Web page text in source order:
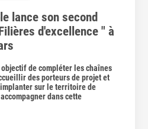
lance son second
d'excellence " à
de compléter les chaînes
des porteurs de projet et
sur le territoire de
dans cette